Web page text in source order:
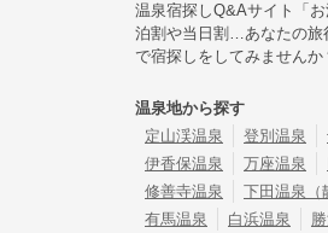
温泉宿探しQ&Aサイト「
泊割や当日割…あなたの旅
で宿探しをしてみませんか
温泉地から探す
定山渓温泉
登別温泉
伊香保温泉
万座温泉
修善寺温泉
下田温泉（
有馬温泉
白浜温泉